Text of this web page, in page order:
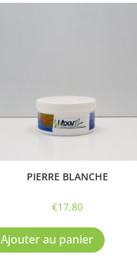
PIERRE BLANCHE
€17,80
Ajouter au panier